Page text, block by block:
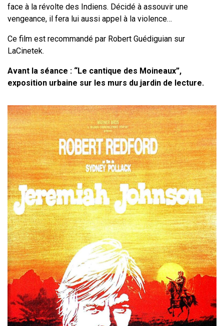
face à la révolte des Indiens. Décidé à assouvir une
vengeance, il fera lui aussi appel à la violence…
Ce film est recommandé par Robert Guédiguian sur
LaCinetek.
Avant la séance : “Le cantique des Moineaux”,
exposition urbaine sur les murs du jardin de lecture.